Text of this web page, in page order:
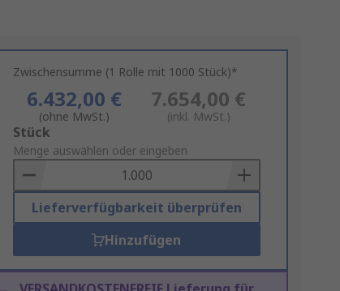
Zwischensumme (1 Rolle mit 1000 Stück)*
6.432,00 €
(ohne MwSt.)
7.654,00 €
(inkl. MwSt.)
Add
to
Basket
Stück
Menge auswählen oder eingeben
Lieferverfügbarkeit überprüfen
Hinzufügen